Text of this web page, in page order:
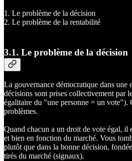
1. Le problème de la décision
2. Le problème de la rentabilité
3.1. Le problème de la décision
La gouvernance démocratique dans une
décisions sont prises collectivement par
égalitaire du "une personne = un vote").
problèmes.
Quand chacun a un droit de vote égal,
et bien en fonction du marché. Vous
plutôt que dans la bonne décision,
tirés du marché (signaux).